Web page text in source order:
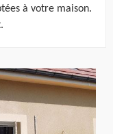
à votre maison.